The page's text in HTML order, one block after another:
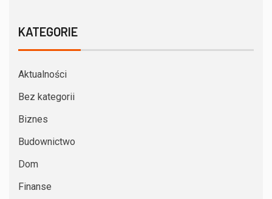
KATEGORIE
Aktualności
Bez kategorii
Biznes
Budownictwo
Dom
Finanse